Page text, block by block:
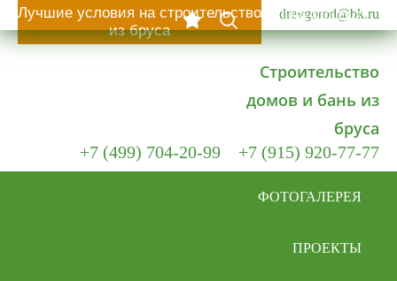
Лучшие условия на строительство
из бруса
drevgorod@bk.ru
Строительство
домов и бань из
бруса
+7 (499) 704-20-99 +7 (915) 920-77-77
ФОТОГАЛЕРЕЯ
ПРОЕКТЫ
+7 (915) 920-77-77